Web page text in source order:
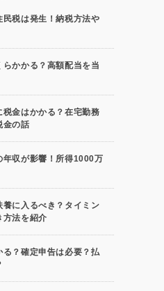
民税は発生！納税方法や
かかる？高額配当を当
税金はかかる？在宅勤務
金の話
年収が影響！所得1000万
養に入るべき？タイミン
方法を紹介
る？確定申告は必要？払